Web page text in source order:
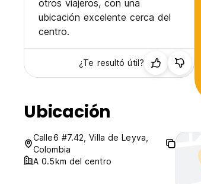
otros viajeros, con una
ubicación excelente cerca del
centro.
¿Te resultó útil?
Ubicación
Calle6 #7.42, Villa de Leyva,
Colombia
A 0.5km del centro